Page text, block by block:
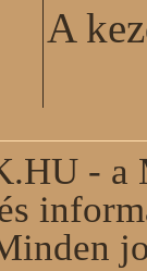
A
- a